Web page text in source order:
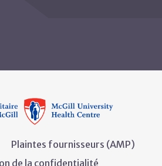
Plaintes fournisseurs (AMP)
de la confidentialité